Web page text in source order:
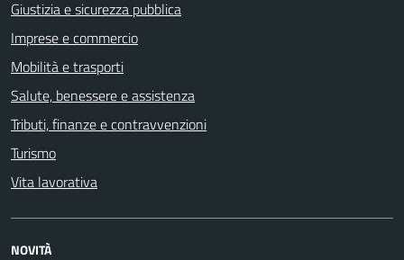
Giustizia e sicurezza pubblica
Imprese e commercio
Mobilità e trasporti
Salute, benessere e assistenza
Tributi, finanze e contravvenzioni
Turismo
Vita lavorativa
NOVITÀ